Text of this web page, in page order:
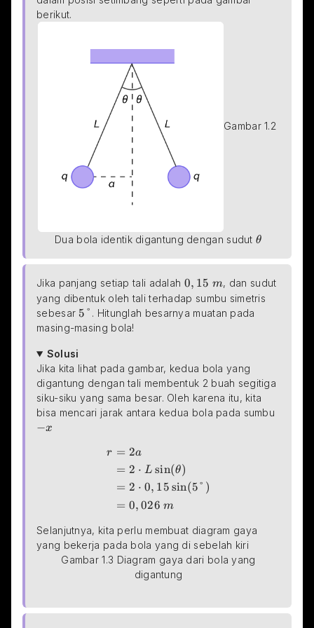
berikut.
Gambar 1.2
Dua bola identik digantung dengan sudut \theta
θ
Jika panjang setiap tali adalah 0,15\space m
0, 15 m, dan sudut
yang dibentuk oleh tali terhadap sumbu simetris
sebesar 5\degree
5° . Hitunglah besarnya muatan pada
masing-masing bola!
Solusi
Jika kita lihat pada gambar, kedua bola yang
digantung dengan tali membentuk 2 buah segitiga
siku-siku yang sama besar. Oleh karena itu, kita
bisa mencari jarak antara kedua bola pada sumbu
−x
\begin{aligned} r&=2a\\ &=2\cdot
r = 2a
= 2 ⋅ L sin(θ)
= 2 ⋅ 0, 15 sin(5° )
= 0, 026 m
Selanjutnya, kita perlu membuat diagram gaya
yang bekerja pada bola yang di sebelah kiri
digantung